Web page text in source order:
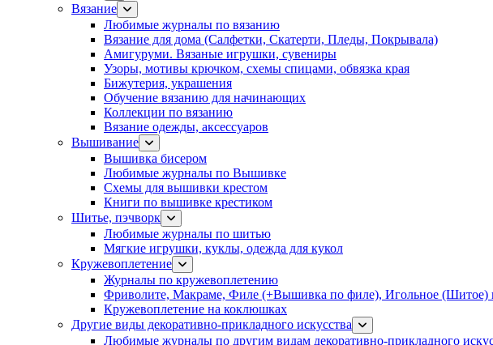
Вязание
Любимые журналы по вязанию
Вязание для дома (Салфетки, Скатерти, Пледы, Покрывала)
Амигуруми. Вязаные игрушки, сувениры
Узоры, мотивы крючком, схемы спицами, обвязка края
Бижутерия, украшения
Обучение вязанию для начинающих
Коллекции по вязанию
Вязание одежды, аксессуаров
Вышивание
Вышивка бисером
Любимые журналы по Вышивке
Схемы для вышивки крестом
Книги по вышивке крестиком
Шитье, пэчворк
Любимые журналы по шитью
Мягкие игрушки, куклы, одежда для кукол
Кружевоплетение
Журналы по кружевоплетению
Фриволите, Макраме, Филе (+Вышивка по филе), Игольное (Шитое)
Кружевоплетение на коклюшках
Другие виды декоративно-прикладного искусства
Любимые журналы по другим видам декоративно-прикладного